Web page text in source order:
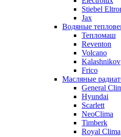
Stiebel
Jax
Водяные
Тепломаш
Reventon
Volcano
Kalashnikov
Frico
Масляные
General
Hyundai
Scarlett
NeoClima
Timberk
Royal Clima